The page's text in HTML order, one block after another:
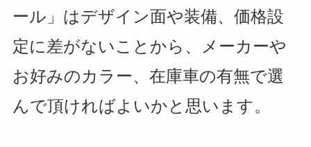
ール」はデザイン面や装備、価格設
定に差がないことから、メーカーや
お好みのカラー、在庫車の有無で選
んで頂ければよいかと思います。